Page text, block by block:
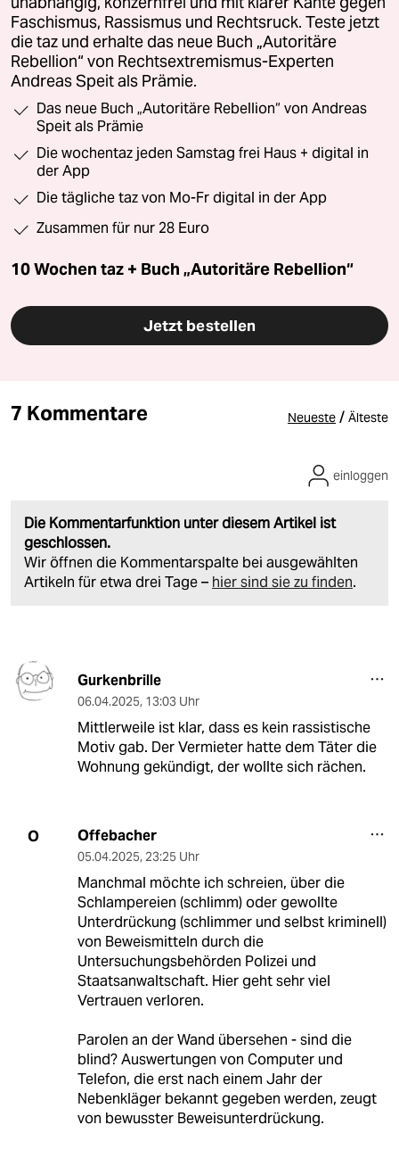
Faschismus, Rassismus und Rechtsruck. Teste jetzt
die taz und erhalte das neue Buch „Autoritäre
Rebellion“ von Rechtsextremismus-Experten
Andreas Speit als Prämie.
Das neue Buch „Autoritäre Rebellion“ von Andreas
Speit als Prämie
Die wochentaz jeden Samstag frei Haus + digital in
der App
Die tägliche taz von Mo-Fr digital in der App
Zusammen für nur 28 Euro
10 Wochen taz + Buch „Autoritäre Rebellion“
Jetzt bestellen
7 Kommentare Neueste / Älteste
Die Kommentarfunktion unter diesem Artikel ist
geschlossen.
Wir öffnen die Kommentarspalte bei ausgewählten
Artikeln für etwa drei Tage – hier sind sie zu finden.
einloggen
Gurkenbrille
06.04.2025, 13:03 Uhr
Mittlerweile ist klar, dass es kein rassistische
Motiv gab. Der Vermieter hatte dem Täter die
Wohnung gekündigt, der wollte sich rächen.
O Offebacher
05.04.2025, 23:25 Uhr
Manchmal möchte ich schreien, über die
Schlampereien (schlimm) oder gewollte
Unterdrückung (schlimmer und selbst kriminell)
von Beweismitteln durch die
Untersuchungsbehörden Polizei und
Staatsanwaltschaft. Hier geht sehr viel
Vertrauen verloren.
Parolen an der Wand übersehen - sind die
blind? Auswertungen von Computer und
Telefon, die erst nach einem Jahr der
Nebenkläger bekannt gegeben werden, zeugt
von bewusster Beweisunterdrückung.